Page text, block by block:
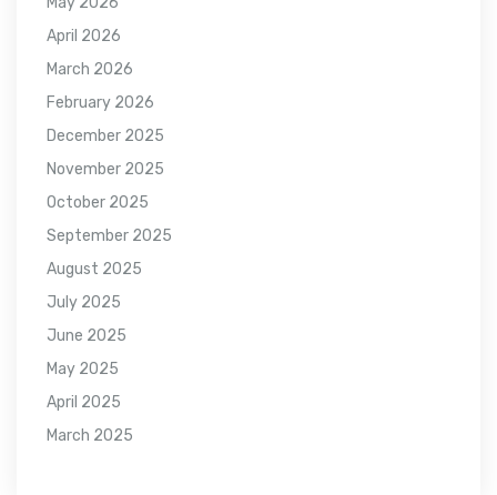
April 2026
March 2026
February 2026
December 2025
November 2025
October 2025
September 2025
August 2025
July 2025
June 2025
May 2025
April 2025
March 2025